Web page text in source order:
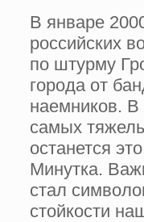
В январе
российских
по штурму
города от
наемников.
самых
останется
Минутка.
стал
стойкости